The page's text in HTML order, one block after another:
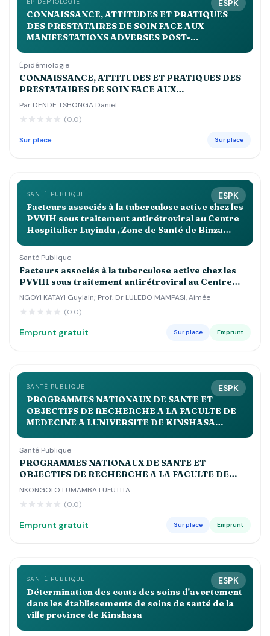
ESPK
ÉPIDÉMIOLOGIE
CONNAISSANCE, ATTITUDES ET PRATIQUES
DES PRESTATAIRES DE SOIN FACE AUX
MANIFESTATIONS ADVERSES POST-
KALEME EN 2023
Épidémiologie
CONNAISSANCE, ATTITUDES ET PRATIQUES DES
PRESTATAIRES DE SOIN FACE AUX
MANIFESTATIONS ADVERSES POST-
KALEME EN 2023
Par DENDE TSHONGA Daniel
(0.0)
Sur place Sur place
ESPK
SANTÉ PUBLIQUE
Facteurs associés à la tuberculose active chez les
PVVIH sous traitement antirétroviral au Centre
Hospitalier Luyindu , Zone de Santé de Binza
Santé Publique
Facteurs associés à la tuberculose active chez les
PVVIH sous traitement antirétroviral au Centre
Hospitalier Luyindu , Zone de Santé de Binza Ozone
Kinshasa 2021 2022
NGOYI KATAYI Guylain; Prof. Dr LULEBO MAMPASI, Aimée
(0.0)
Emprunt gratuit Sur place Emprunt
ESPK
SANTÉ PUBLIQUE
PROGRAMMES NATIONAUX DE SANTE ET
OBJECTIFS DE RECHERCHE A LA FACULTE DE
MEDECINE A LUNIVERSITE DE KINSHASA
Santé Publique
PROGRAMMES NATIONAUX DE SANTE ET
OBJECTIFS DE RECHERCHE A LA FACULTE DE
MEDECINE A LUNIVERSITE DE KINSHASA
NKONGOLO LUMAMBA LUFUTITA
(0.0)
Emprunt gratuit Sur place Emprunt
ESPK
SANTÉ PUBLIQUE
Détermination des couts des soins d'avortement
dans les établissements de soins de santé de la
ville province de Kinshasa